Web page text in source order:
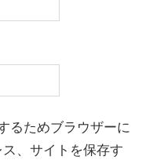
るためブラウザーに
、サイトを保存す